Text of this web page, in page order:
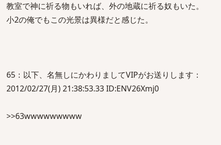
教室で神に祈る物もいれば、外の地蔵に祈る奴もいた。
小2の俺でもこの光景は異様だと感じた。
65：以下、名無しにかわりましてVIPがお送りします：
2012/02/27(月) 21:38:53.33 ID:ENV26Xmj0
>>63wwwwwwwww